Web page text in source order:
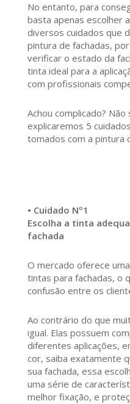
No entanto, para
basta apenas escolher
diversos cuidados que
pintura de fachadas,
verificar o estado da
tinta ideal para a
com profissionais
Achou complicado?
explicaremos 5
tomados com a pintura
• Cuidado Nº1
Escolha a tinta
fachada
O mercado oferece
tintas para fachadas, o
confusão entre os
Ao contrário do que
igual. Elas possuem
diferentes aplicações,
cor, saiba exatamente
sua fachada, essa
uma série de
melhor fixação, e